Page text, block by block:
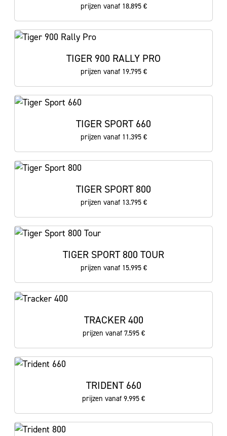
prijzen vanaf 18.895 €
TIGER 900 RALLY PRO
prijzen vanaf 19.795 €
TIGER SPORT 660
prijzen vanaf 11.395 €
TIGER SPORT 800
prijzen vanaf 13.795 €
TIGER SPORT 800 TOUR
prijzen vanaf 15.995 €
TRACKER 400
prijzen vanaf 7.595 €
TRIDENT 660
prijzen vanaf 9.995 €